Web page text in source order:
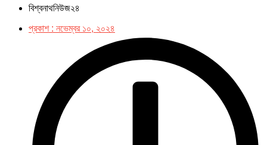
বিশ্বনাথনিউজ২৪
প্রকাশ : নভেম্বর ১০, ২০২৪